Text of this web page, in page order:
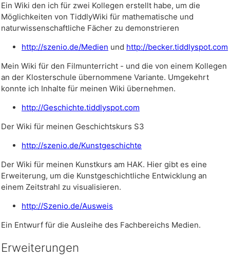
Ein Wiki den ich für zwei Kollegen erstellt habe, um die
Möglichkeiten von TiddlyWiki für mathematische und
naturwissenschaftliche Fächer zu demonstrieren
http://szenio.de/Medien und http://becker.tiddlyspot.com
Mein Wiki für den Filmunterricht - und die von einem Kollegen
an der Klosterschule übernommene Variante. Umgekehrt
konnte ich Inhalte für meinen Wiki übernehmen.
http://Geschichte.tiddlyspot.com
Der Wiki für meinen Geschichtskurs S3
http://szenio.de/Kunstgeschichte
Der Wiki für meinen Kunstkurs am HAK. Hier gibt es eine
Erweiterung, um die Kunstgeschichtliche Entwicklung an
einem Zeitstrahl zu visualisieren.
http://Szenio.de/Ausweis
Ein Entwurf für die Ausleihe des Fachbereichs Medien.
Erweiterungen